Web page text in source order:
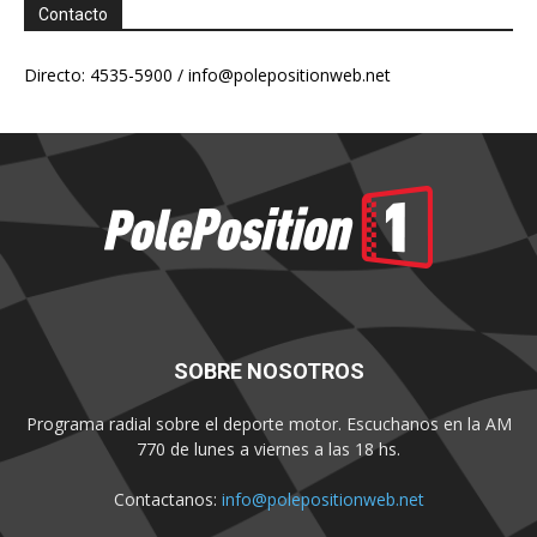
Contacto
Directo: 4535-5900 / info@polepositionweb.net
SOBRE NOSOTROS
Programa radial sobre el deporte motor. Escuchanos en la AM
770 de lunes a viernes a las 18 hs.
Contactanos: info@polepositionweb.net